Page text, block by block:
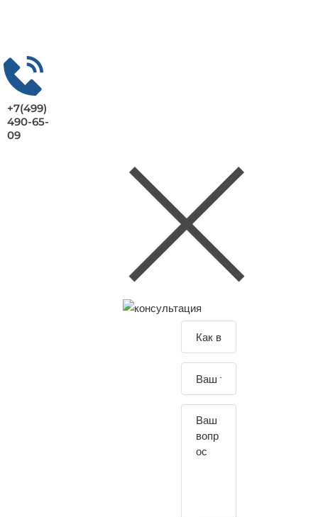
+7(499)
490-65-
09